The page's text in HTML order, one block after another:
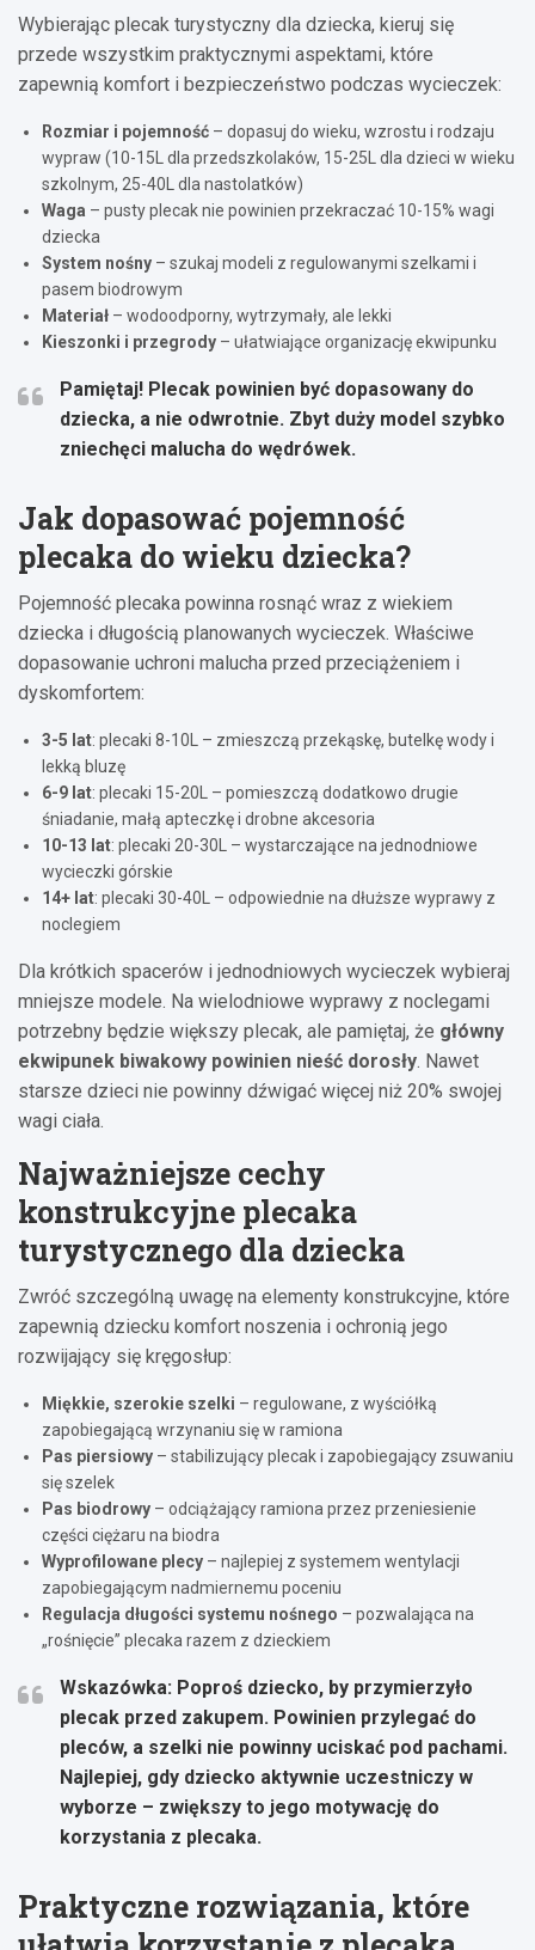
Wybierając plecak turystyczny dla dziecka, kieruj się
przede wszystkim praktycznymi aspektami, które
zapewnią komfort i bezpieczeństwo podczas wycieczek:
Rozmiar i pojemność – dopasuj do wieku, wzrostu i rodzaju
wypraw (10-15L dla przedszkolaków, 15-25L dla dzieci w wieku
szkolnym, 25-40L dla nastolatków)
Waga – pusty plecak nie powinien przekraczać 10-15% wagi
dziecka
System nośny – szukaj modeli z regulowanymi szelkami i
pasem biodrowym
Materiał – wodoodporny, wytrzymały, ale lekki
Kieszonki i przegrody – ułatwiające organizację ekwipunku
Pamiętaj! Plecak powinien być dopasowany do
dziecka, a nie odwrotnie. Zbyt duży model szybko
zniechęci malucha do wędrówek.
Jak dopasować pojemność
plecaka do wieku dziecka?
Pojemność plecaka powinna rosnąć wraz z wiekiem
dziecka i długością planowanych wycieczek. Właściwe
dopasowanie uchroni malucha przed przeciążeniem i
dyskomfortem:
3-5 lat: plecaki 8-10L – zmieszczą przekąskę, butelkę wody i
lekką bluzę
6-9 lat: plecaki 15-20L – pomieszczą dodatkowo drugie
śniadanie, małą apteczkę i drobne akcesoria
10-13 lat: plecaki 20-30L – wystarczające na jednodniowe
wycieczki górskie
14+ lat: plecaki 30-40L – odpowiednie na dłuższe wyprawy z
noclegiem
Dla krótkich spacerów i jednodniowych wycieczek wybieraj
mniejsze modele. Na wielodniowe wyprawy z noclegami
potrzebny będzie większy plecak, ale pamiętaj, że główny
ekwipunek biwakowy powinien nieść dorosły. Nawet
starsze dzieci nie powinny dźwigać więcej niż 20% swojej
wagi ciała.
Najważniejsze cechy
konstrukcyjne plecaka
turystycznego dla dziecka
Zwróć szczególną uwagę na elementy konstrukcyjne, które
zapewnią dziecku komfort noszenia i ochronią jego
rozwijający się kręgosłup:
Miękkie, szerokie szelki – regulowane, z wyściółką
zapobiegającą wrzynaniu się w ramiona
Pas piersiowy – stabilizujący plecak i zapobiegający zsuwaniu
się szelek
Pas biodrowy – odciążający ramiona przez przeniesienie
części ciężaru na biodra
Wyprofilowane plecy – najlepiej z systemem wentylacji
zapobiegającym nadmiernemu poceniu
Regulacja długości systemu nośnego – pozwalająca na
„rośnięcie” plecaka razem z dzieckiem
Wskazówka: Poproś dziecko, by przymierzyło
plecak przed zakupem. Powinien przylegać do
pleców, a szelki nie powinny uciskać pod pachami.
Najlepiej, gdy dziecko aktywnie uczestniczy w
wyborze – zwiększy to jego motywację do
korzystania z plecaka.
Praktyczne rozwiązania, które